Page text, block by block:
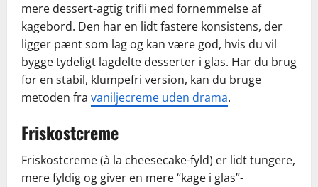
mere dessert-agtig trifli med fornemmelse af
kagebord. Den har en lidt fastere konsistens, der
ligger pænt som lag og kan være god, hvis du vil
bygge tydeligt lagdelte desserter i glas. Har du brug
for en stabil, klumpefri version, kan du bruge
metoden fra vaniljecreme uden drama.
Friskostcreme
Friskostcreme (à la cheesecake-fyld) er lidt tungere,
mere fyldig og giver en mere “kage i glas”-